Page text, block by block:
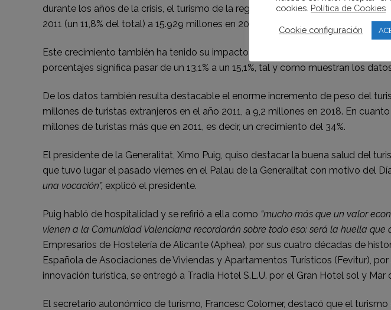
durante los años de la crisis, el turismo de la región se vio reforzado frente a
2011 (un 11,8% del total) a 15.929 millones en 2017 (un 14,5%).
Este crecimiento también ha tenido su impacto sobre el empleo, que en 2017
porcentajes significa pasar de un 13,1% a un 15,1%, tal y como muestran los
De los datos también resulta destacable el enorme incremento de peso del
millones de turistas extranjeros en el año 2011, a 9,2 millones en 2018. En
millones de turistas más que en 2011, es decir, un crecimiento del 34%.
El presidente de la Generalitat, Ximo Puig, quiso destacar la buena salud del
que tuvo lugar el pasado viernes en el Palau de la Generalitat con motivo del
una vocación”, explicó el presidente.
Puig habló de hospitalidad y se refirió a ella como “mucho más que un valor
vienen a la Comunidad Valenciana recordarán sobre todo eso: será la huella que
Empresarios de Hostelería de Alicante (Aphea), por sus cuatro décadas de
Española de Asociaciones de Viviendas y Apartamentos Turísticos (Fevitur),
innovación turística, se entregó a Tradia Hotel S.L.U. por el Gran Hotel sol y Mar
El secretario autonómico de turismo, Francesc Colomer, destacó que el turismo
cookies. Política de Cookies
Cookie configuración